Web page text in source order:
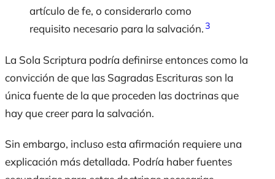
artículo de fe, o considerarlo como
requisito necesario para la salvación.3
La Sola Scriptura podría definirse entonces como la
convicción de que las Sagradas Escrituras son la
única fuente de la que proceden las doctrinas que
hay que creer para la salvación.
Sin embargo, incluso esta afirmación requiere una
explicación más detallada. Podría haber fuentes